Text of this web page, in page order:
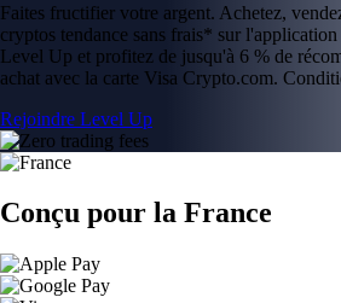
Faites fructifier votre argent. Achetez,
cryptos tendance sans frais* sur
Level Up et profitez de jusqu'à 6 % de
achat avec la carte Visa Crypto.com.
Rejoindre Level Up
Conçu pour la France